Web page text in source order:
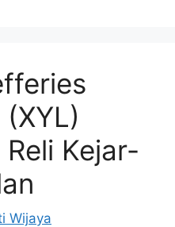
Kejar-
Wijaya